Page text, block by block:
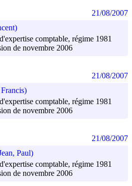
comptable, régime 1981
de novembre 2006
21/08/2007
comptable, régime 1981
de novembre 2006
21/08/2007
Paul)
comptable, régime 1981
de novembre 2006
21/08/2007